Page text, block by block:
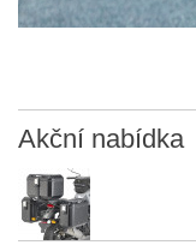
Akční nabídka